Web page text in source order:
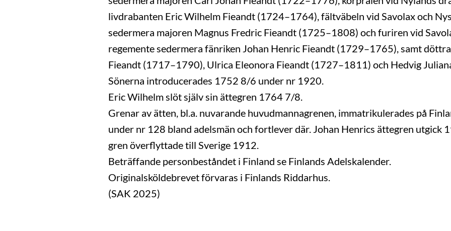
livdrabanten Eric Wilhelm Fieandt (1724–1764), fältväbeln vid Savolax och
sedermera majoren Magnus Fredric Fieandt (1725–1808) och furiren vid
regemente sedermera fänriken Johan Henric Fieandt (1729–1765), samt
Fieandt (1717–1790), Ulrica Eleonora Fieandt (1727–1811) och Hedvig
Sönerna introducerades 1752 8/6 under nr 1920.
Eric Wilhelm slöt själv sin ättegren 1764 7/8.
Grenar av ätten, bl.a. nuvarande huvudmannagrenen, immatrikulerades på
under nr 128 bland adelsmän och fortlever där. Johan Henrics ättegren utgick
gren överflyttade till Sverige 1912.
Beträffande personbeståndet i Finland se Finlands Adelskalender.
Originalsköldebrevet förvaras i Finlands Riddarhus.
(SAK 2025)